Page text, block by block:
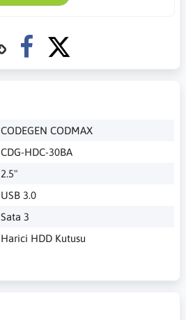
CODEGEN CODMAX
CDG-HDC-30BA
2.5"
USB 3.0
Sata 3
Harici HDD Kutusu